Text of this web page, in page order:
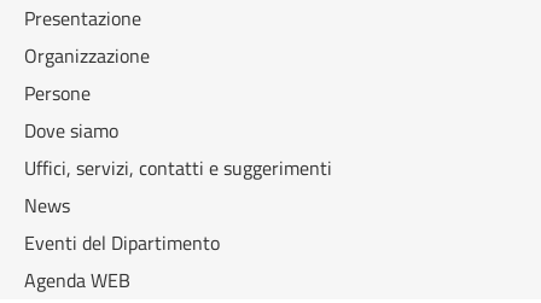
Presentazione
Organizzazione
Persone
Dove siamo
Uffici, servizi, contatti e suggerimenti
News
Eventi del Dipartimento
Agenda WEB